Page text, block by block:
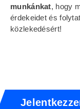
munkánkat, hogy
érdekeidet és
közlekedésért!